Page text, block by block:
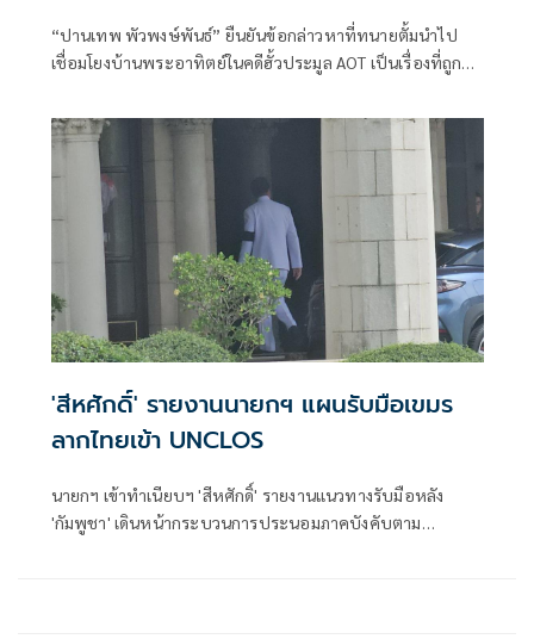
“ปานเทพ พัวพงษ์พันธ์” ยืนยันข้อกล่าวหาที่ทนายตั้มนำไป
เชื่อมโยงบ้านพระอาทิตย์ในคดีฮั้วประมูล AOT เป็นเรื่องที่ถูก
เดิมไปร้อง DSI และเผยแพร่ผ่านสื่
'สีหศักดิ์' รายงานนายกฯ แผนรับมือเขมร
ลากไทยเข้า UNCLOS
นายกฯ เข้าทำเนียบฯ 'สีหศักดิ์' รายงานแนวทางรับมือหลัง
'กัมพูชา' เดินหน้ากระบวนการประนอมภาคบังคับตาม